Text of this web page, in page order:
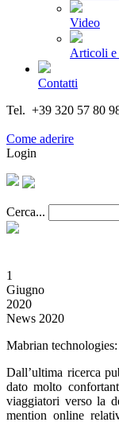
Video
Articoli e
Contatti
Tel. +39 320 57 80
Come aderire
Login
Cerca...
1
Giugno
2020
News 2020
Mabrian
Dall’ultima ricerca
dato molto
viaggiatori verso la
mention online